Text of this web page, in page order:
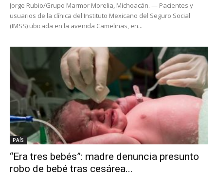
Jorge Rubio/Grupo Marmor Morelia, Michoacán. — Pacientes y
usuarios de la clínica del Instituto Mexicano del Seguro Social
(IMSS) ubicada en la avenida Camelinas, en...
PAÍS
“Era tres bebés”: madre denuncia presunto
robo de bebé tras cesárea...